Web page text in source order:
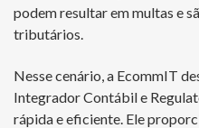
podem resultar em multas e
tributários.
Nesse cenário, a EcommIT
Integrador Contábil e
rápida e eficiente. Ele